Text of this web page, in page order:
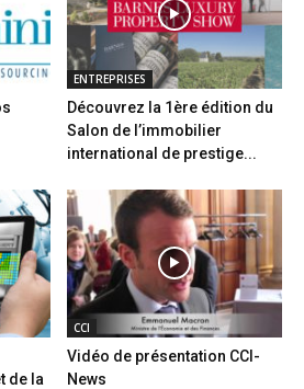
ENTREPRISES
Découvrez la 1ère édition du
Salon de l’immobilier
international de prestige...
de la
CCI
Vidéo de présentation CCI-
News